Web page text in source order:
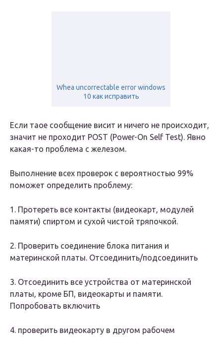
Whea uncorrectable error windows
10 как исправить
Если таое сообщение висит и ничего не происходит,
значит не проходит POST (Power-On Self Test). Явно
какая-то проблема с железом.
Выполнение всех проверок с вероятностью 99%
поможет определить проблему:
1. Протереть все контакты (видеокарт, модулей
памяти) спиртом и сухой чистой тряпочкой.
2. Проверить соединение блока питания и
материнской платы. Отсоединить/подсоединить
3. Отсоединить все устройства от материнской
платы, кроме БП, видеокарты и памяти.
Попробовать включить
4. проверить видеокарту в другом рабочем